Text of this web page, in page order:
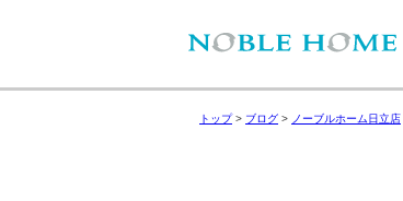
トップ> ブログ > ノーブルホーム日立店